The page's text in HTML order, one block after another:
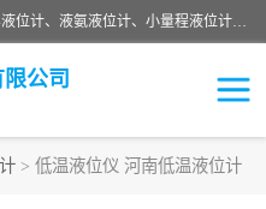
河南福瑞德仪表有限公司是生产销售电容液位计、液氨液位计、小量程液位计定制、智能锅炉水位计、液氮液位计等；并在产品开发、研制的过程中，吸取国内外仪器仪表的技术精华，建立了一支高、精、尖的科研开发队伍，使产品性能不断升级。
公司
> 低温液位仪 河南低温液位计